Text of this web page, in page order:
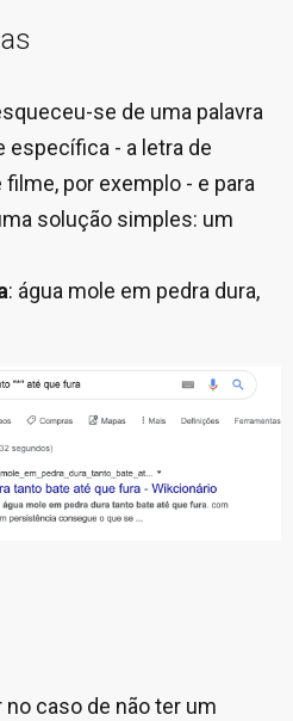
se de uma palavra
específica - a letra de
por exemplo - e para
solução simples: um
: água mole em pedra dura,
no caso de não ter um